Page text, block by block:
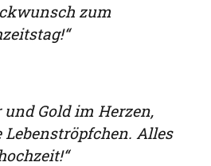
zum
und Gold im Herzen,
Alles